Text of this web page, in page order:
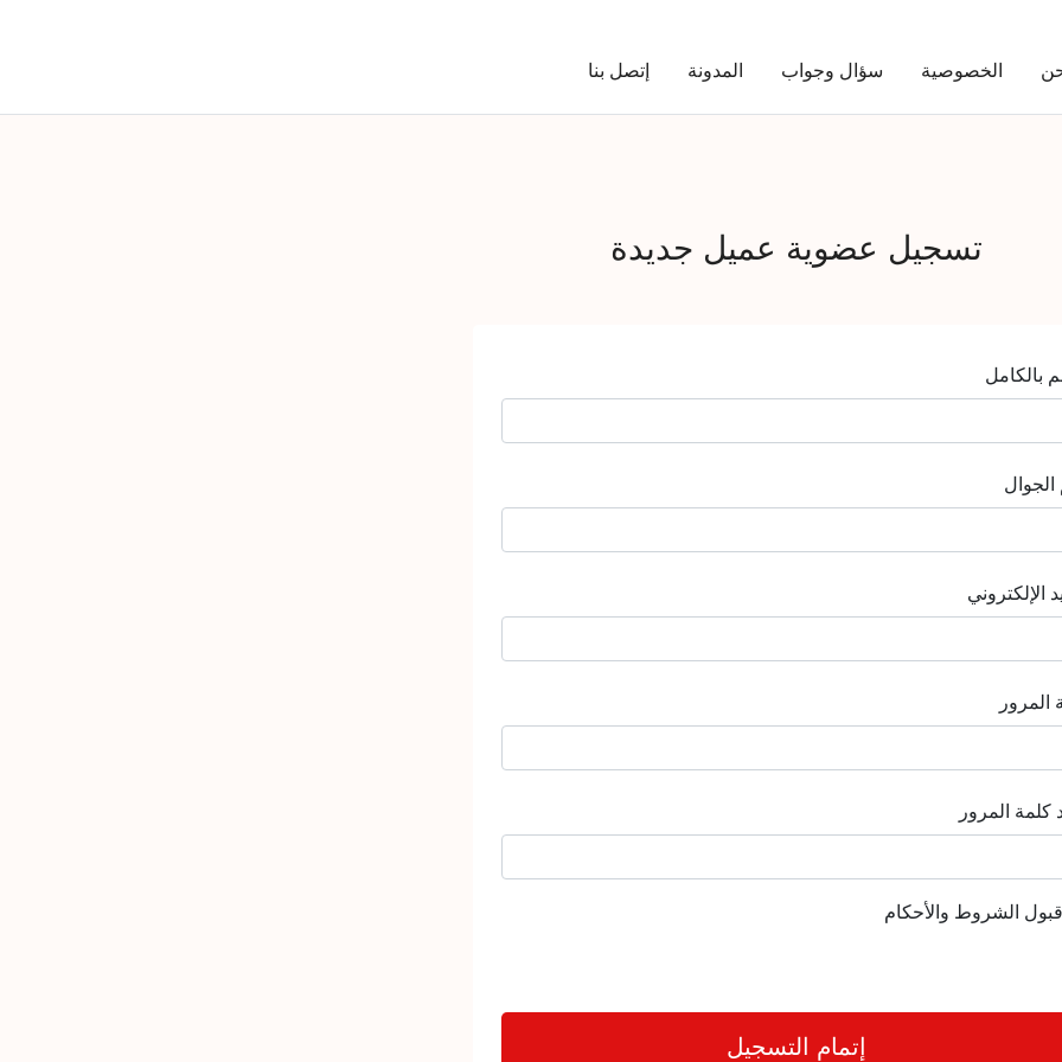
الخصوصية سؤال وجواب المدونة إتصل بنا
تسجيل عضوية عميل جديدة
بالكامل
الإلكتروني
المرور
كلمة المرور
قبول الشروط والأحكام
إتمام التسجيل